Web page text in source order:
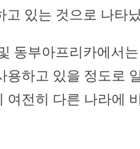
고 있는 것으로 나타
동부아프리카에서
용하고 있을 정도로
여전히 다른 나라에